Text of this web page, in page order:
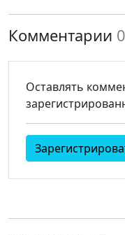
Комментарии 0
Оставлять